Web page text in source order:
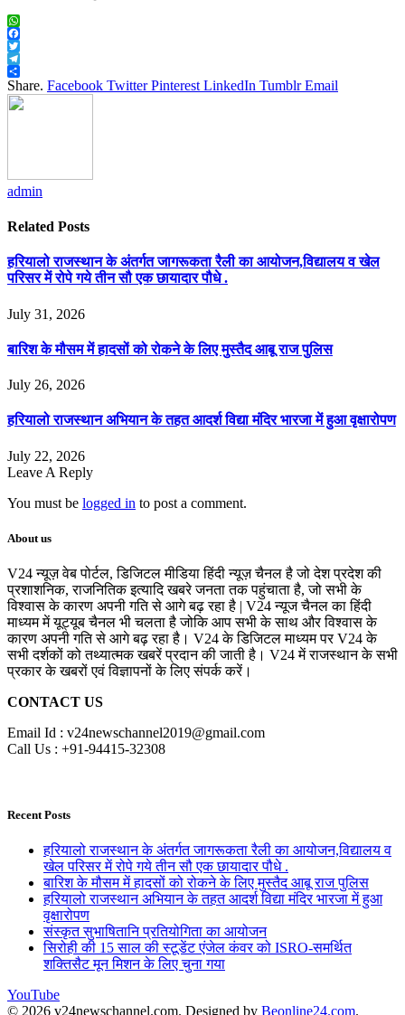
WhatsApp
Facebook
Twitter
Telegram
Share
Share. Facebook Twitter Pinterest LinkedIn Tumblr Email
admin
Related Posts
हरियालो राजस्थान के अंतर्गत जागरूकता रैली का आयोजन,विद्यालय व खेल
परिसर में रोपे गये तीन सौ एक छायादार पौधे .
July 31, 2026
बारिश के मौसम में हादसों को रोकने के लिए मुस्तैद आबू राज पुलिस
July 26, 2026
हरियालो राजस्थान अभियान के तहत आदर्श विद्या मंदिर भारजा में हुआ वृक्षारोपण
July 22, 2026
Leave A Reply
You must be logged in to post a comment.
About us
V24 न्यूज़ वेब पोर्टल, डिजिटल मीडिया हिंदी न्यूज़ चैनल है जो देश प्रदेश की
प्रशाशनिक, राजनितिक इत्यादि खबरे जनता तक पहुंचाता है, जो सभी के
विश्वास के कारण अपनी गति से आगे बढ़ रहा है | V24 न्यूज चैनल का हिंदी
माध्यम में यूट्यूब चैनल भी चलता है जोकि आप सभी के साथ और विश्वास के
कारण अपनी गति से आगे बढ़ रहा है। V24 के डिजिटल माध्यम पर V24 के
सभी दर्शकों को तथ्यात्मक खबरें प्रदान की जाती है। V24 में राजस्थान के सभी
प्रकार के खबरों एवं विज्ञापनों के लिए संपर्क करें।
CONTACT US
Email Id : v24newschannel2019@gmail.com
Call Us : +91-94415-32308
Recent Posts
हरियालो राजस्थान के अंतर्गत जागरूकता रैली का आयोजन,विद्यालय व
खेल परिसर में रोपे गये तीन सौ एक छायादार पौधे .
बारिश के मौसम में हादसों को रोकने के लिए मुस्तैद आबू राज पुलिस
हरियालो राजस्थान अभियान के तहत आदर्श विद्या मंदिर भारजा में हुआ
वृक्षारोपण
संस्कृत सुभाषितानि प्रतियोगिता का आयोजन
सिरोही की 15 साल की स्टूडेंट एंजेल कंवर को ISRO-समर्थित
शक्तिसैट मून मिशन के लिए चुना गया
YouTube
© 2026 v24newschannel.com. Designed by Beonline24.com.